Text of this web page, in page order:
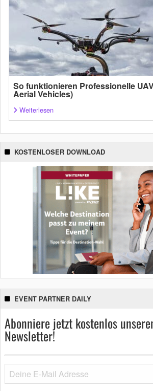
So funktionieren Professionelle
Aerial Vehicles)
Weiterlesen
KOSTENLOSER DOWNLOAD
EVENT PARTNER DAILY
Abonniere jetzt kostenlos
Newsletter!